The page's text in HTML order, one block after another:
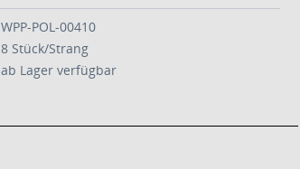
WPP-POL-00410
8 Stück/Strang
ab Lager verfügbar